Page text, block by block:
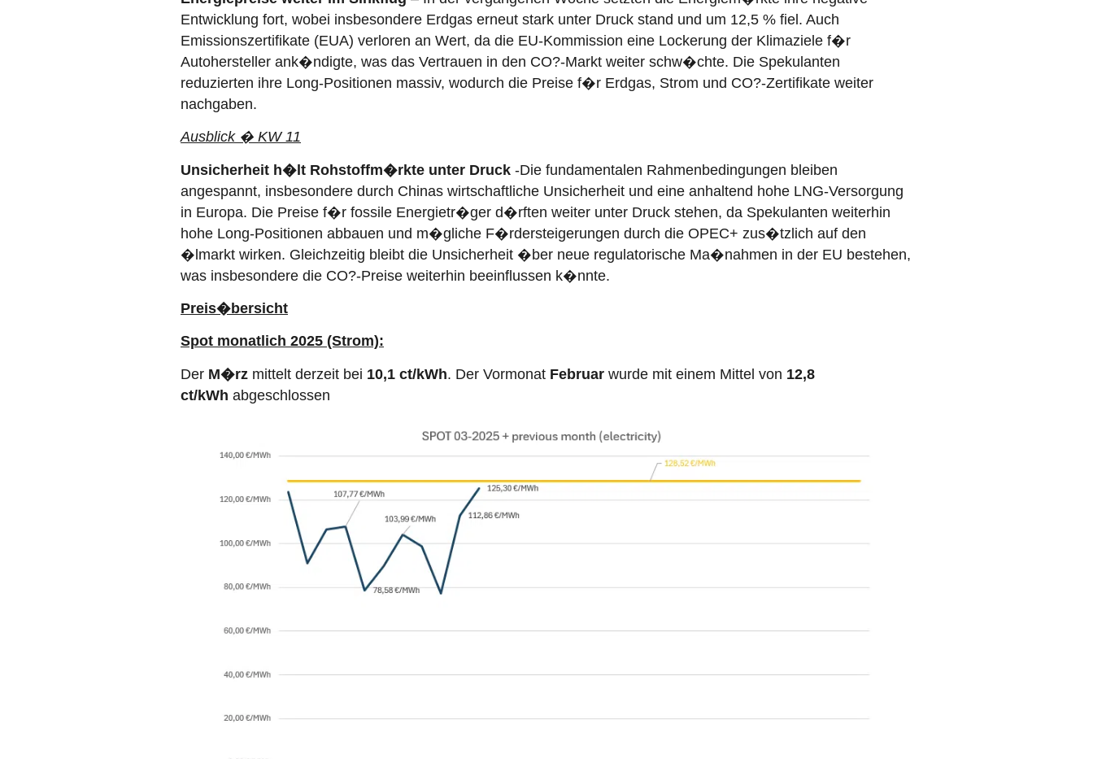
Entwicklung fort, wobei insbesondere Erdgas erneut stark unter Druck stand und um 12,5 % fiel. Auch
Emissionszertifikate (EUA) verloren an Wert, da die EU-Kommission eine Lockerung der Klimaziele f�r
Autohersteller ank�ndigte, was das Vertrauen in den CO?-Markt weiter schw�chte. Die Spekulanten
reduzierten ihre Long-Positionen massiv, wodurch die Preise f�r Erdgas, Strom und CO?-Zertifikate weiter
nachgaben.
Ausblick � KW 11
Unsicherheit h�lt Rohstoffm�rkte unter Druck -Die fundamentalen Rahmenbedingungen bleiben
angespannt, insbesondere durch Chinas wirtschaftliche Unsicherheit und eine anhaltend hohe LNG-Versorgung
in Europa. Die Preise f�r fossile Energietr�ger d�rften weiter unter Druck stehen, da Spekulanten weiterhin
hohe Long-Positionen abbauen und m�gliche F�rdersteigerungen durch die OPEC+ zus�tzlich auf den
�lmarkt wirken. Gleichzeitig bleibt die Unsicherheit �ber neue regulatorische Ma�nahmen in der EU bestehen,
was insbesondere die CO?-Preise weiterhin beeinflussen k�nnte.
Preis�bersicht
Spot monatlich 2025 (Strom):
Der M�rz mittelt derzeit bei 10,1 ct/kWh. Der Vormonat Februar wurde mit einem Mittel von 12,8
ct/kWh abgeschlossen